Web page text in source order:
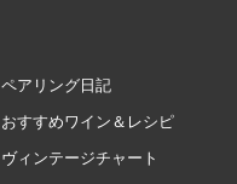
ペアリング日記
おすすめワイン＆レシピ
ヴィンテージチャート